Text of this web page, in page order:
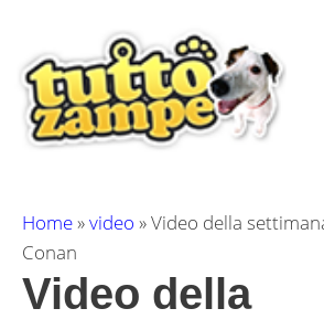
contenuto
Home»video »Video della
Conan
Video della